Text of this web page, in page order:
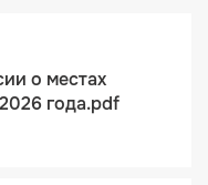
о местах
года.pdf